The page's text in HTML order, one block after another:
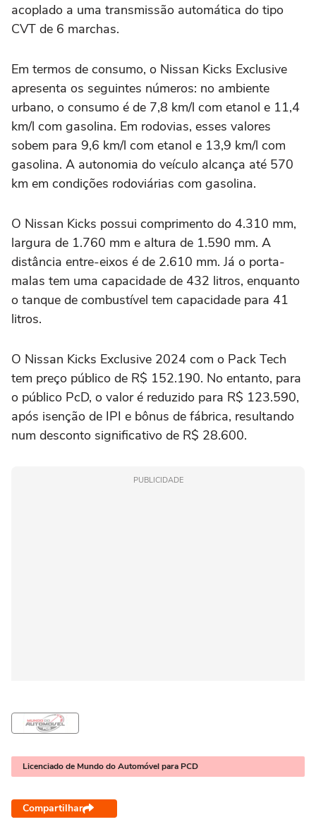
acoplado a uma transmissão automática do tipo
CVT de 6 marchas.
Em termos de consumo, o Nissan Kicks Exclusive
apresenta os seguintes números: no ambiente
urbano, o consumo é de 7,8 km/l com etanol e 11,4
km/l com gasolina. Em rodovias, esses valores
sobem para 9,6 km/l com etanol e 13,9 km/l com
gasolina. A autonomia do veículo alcança até 570
km em condições rodoviárias com gasolina.
O Nissan Kicks possui comprimento do 4.310 mm,
largura de 1.760 mm e altura de 1.590 mm. A
distância entre-eixos é de 2.610 mm. Já o porta-
malas tem uma capacidade de 432 litros, enquanto
o tanque de combustível tem capacidade para 41
litros.
O Nissan Kicks Exclusive 2024 com o Pack Tech
tem preço público de R$ 152.190. No entanto, para
o público PcD, o valor é reduzido para R$ 123.590,
após isenção de IPI e bônus de fábrica, resultando
num desconto significativo de R$ 28.600.
PUBLICIDADE
Licenciado de Mundo do Automóvel para PCD
Compartilhar